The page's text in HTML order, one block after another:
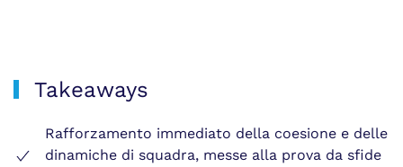
Takeaways
Rafforzamento immediato della coesione e delle
dinamiche di squadra, messe alla prova da sfide